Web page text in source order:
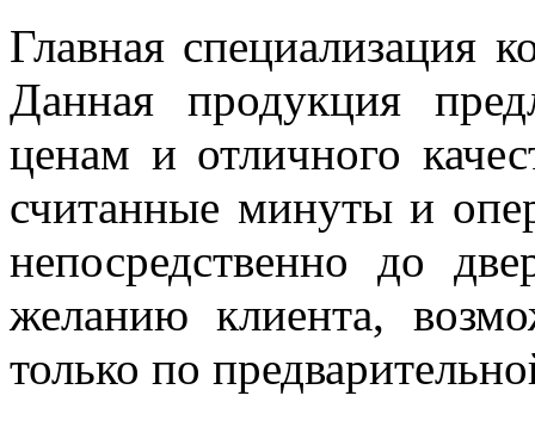
Главная специализация
Данная продукция
ценам и отличного
считанные минуты и
непосредственно до
желанию клиента,
только по